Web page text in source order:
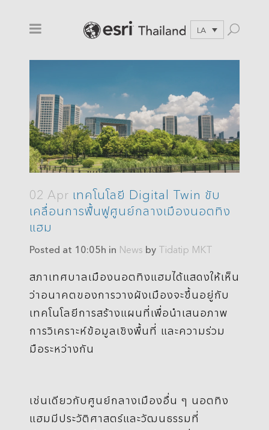
LA
02 Apr เทคโนโลยี Digital Twin ขับ
เคลื่อนการฟื้นฟูศูนย์กลางเมืองนอตทิง
แฮม
Posted at 10:05h in News by Tidatip MKT
สภาเทศบาลเมืองนอตทิงแฮมได้แสดงให้เห็น
ว่าอนาคตของการวางผังเมืองจะขึ้นอยู่กับ
เทคโนโลยีการสร้างแผนที่เพื่อนำเสนอภาพ
การวิเคราะห์ข้อมูลเชิงพื้นที่ และความร่วม
มือระหว่างกัน
เช่นเดียวกับศูนย์กลางเมืองอื่น ๆ นอตทิง
แฮมมีประวัติศาสตร์และวัฒนธรรมที่